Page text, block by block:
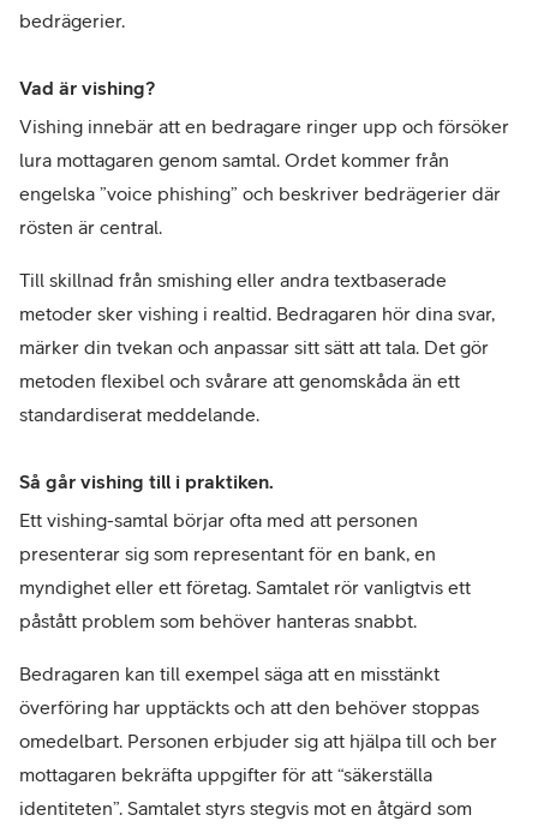
bedrägerier.
Vad är vishing?
Vishing innebär att en bedragare ringer upp och försöker
lura mottagaren genom samtal. Ordet kommer från
engelska ”voice phishing” och beskriver bedrägerier där
rösten är central.
Till skillnad från smishing eller andra textbaserade
metoder sker vishing i realtid. Bedragaren hör dina svar,
märker din tvekan och anpassar sitt sätt att tala. Det gör
metoden flexibel och svårare att genomskåda än ett
standardiserat meddelande.
Så går vishing till i praktiken.
Ett vishing-samtal börjar ofta med att personen
presenterar sig som representant för en bank, en
myndighet eller ett företag. Samtalet rör vanligtvis ett
påstått problem som behöver hanteras snabbt.
Bedragaren kan till exempel säga att en misstänkt
överföring har upptäckts och att den behöver stoppas
omedelbart. Personen erbjuder sig att hjälpa till och ber
mottagaren bekräfta uppgifter för att “säkerställa
identiteten”. Samtalet styrs stegvis mot en åtgärd som